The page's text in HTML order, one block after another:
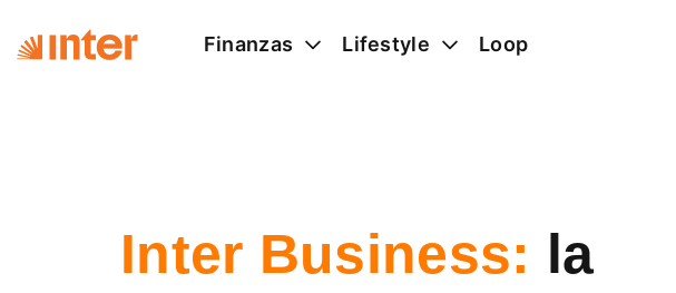
Finanzas Lifestyle Loop
Inter Business: la